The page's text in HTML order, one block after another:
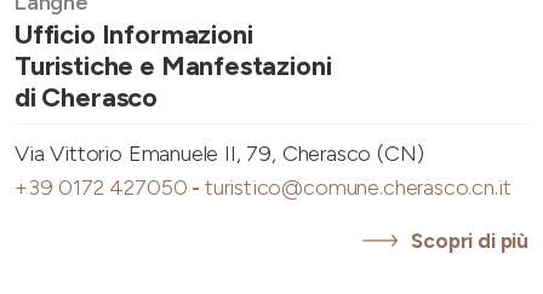
Ufficio Informazioni
Turistiche e Manfestazioni
di Cherasco
Via Vittorio Emanuele II, 79, Cherasco (CN)
+39 0172 427050 - turistico@comune.cherasco.cn.it
Scopri di più